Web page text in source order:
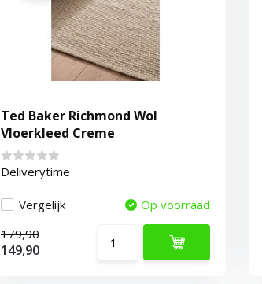
Ted Baker Richmond Wol
Vloerkleed Creme
Deliverytime
Vergelijk
Op voorraad
179,90
149,90